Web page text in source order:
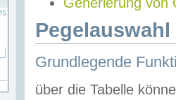
Grundlegende
über die Tabelle